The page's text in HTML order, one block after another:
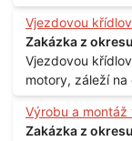
80 cm, levé, 2
Lokalita: - Praha
Vjezdovou
Zakázka z
Vjezdovou křídlovou bránu Popis: - s
motory, záleží
Materiál: - ocel Množství: - 1 ks Velikost: - 3 m Lokalita: -
Praha
Výrobu a
Zakázka z